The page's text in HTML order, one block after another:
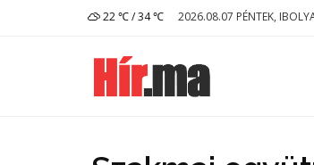
22 ℃ / 34 ℃ 2026.08.07 PÉNTEK,